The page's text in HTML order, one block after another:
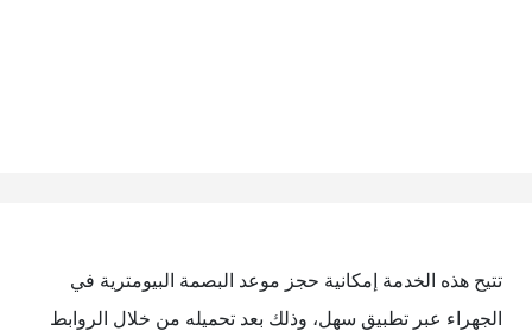
تتيح هذه الخدمة إمكانية حجز موعد البصمة البيومترية في
الجهراء عبر تطبيق سهل، وذلك بعد تحميله من خلال الروابط